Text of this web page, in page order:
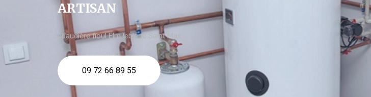
ARTISAN
chaudière fioul Elm leblanc Saint Max
09 72 66 89 55